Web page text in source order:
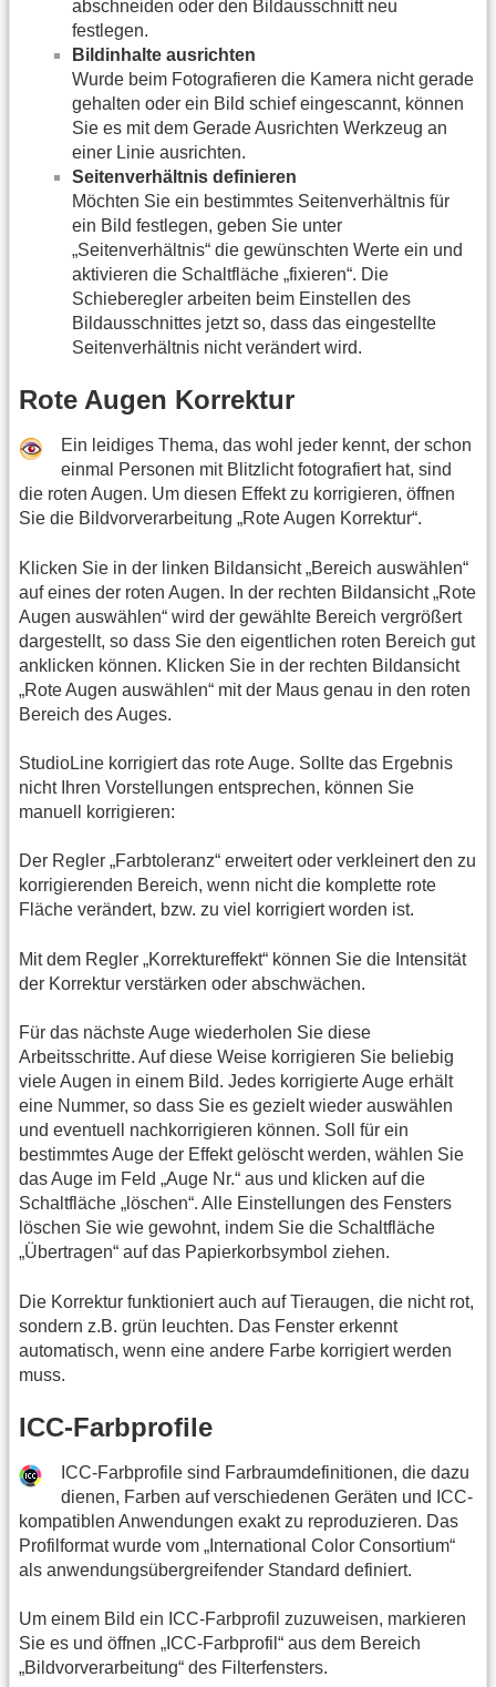
abschneiden oder den Bildausschnitt neu
festlegen.
Bildinhalte ausrichten
Wurde beim Fotografieren die Kamera nicht gerade
gehalten oder ein Bild schief eingescannt, können
Sie es mit dem Gerade Ausrichten Werkzeug an
einer Linie ausrichten.
Seitenverhältnis definieren
Möchten Sie ein bestimmtes Seitenverhältnis für
ein Bild festlegen, geben Sie unter
„Seitenverhältnis“ die gewünschten Werte ein und
aktivieren die Schaltfläche „fixieren“. Die
Schieberegler arbeiten beim Einstellen des
Bildausschnittes jetzt so, dass das eingestellte
Seitenverhältnis nicht verändert wird.
Rote Augen Korrektur
Ein leidiges Thema, das wohl jeder kennt, der schon
einmal Personen mit Blitzlicht fotografiert hat, sind
die roten Augen. Um diesen Effekt zu korrigieren, öffnen
Sie die Bildvorverarbeitung „Rote Augen Korrektur“.
Klicken Sie in der linken Bildansicht „Bereich auswählen“
auf eines der roten Augen. In der rechten Bildansicht „Rote
Augen auswählen“ wird der gewählte Bereich vergrößert
dargestellt, so dass Sie den eigentlichen roten Bereich gut
anklicken können. Klicken Sie in der rechten Bildansicht
„Rote Augen auswählen“ mit der Maus genau in den roten
Bereich des Auges.
StudioLine korrigiert das rote Auge. Sollte das Ergebnis
nicht Ihren Vorstellungen entsprechen, können Sie
manuell korrigieren:
Der Regler „Farbtoleranz“ erweitert oder verkleinert den zu
korrigierenden Bereich, wenn nicht die komplette rote
Fläche verändert, bzw. zu viel korrigiert worden ist.
Mit dem Regler „Korrektureffekt“ können Sie die Intensität
der Korrektur verstärken oder abschwächen.
Für das nächste Auge wiederholen Sie diese
Arbeitsschritte. Auf diese Weise korrigieren Sie beliebig
viele Augen in einem Bild. Jedes korrigierte Auge erhält
eine Nummer, so dass Sie es gezielt wieder auswählen
und eventuell nachkorrigieren können. Soll für ein
bestimmtes Auge der Effekt gelöscht werden, wählen Sie
das Auge im Feld „Auge Nr.“ aus und klicken auf die
Schaltfläche „löschen“. Alle Einstellungen des Fensters
löschen Sie wie gewohnt, indem Sie die Schaltfläche
„Übertragen“ auf das Papierkorbsymbol ziehen.
Die Korrektur funktioniert auch auf Tieraugen, die nicht rot,
sondern z.B. grün leuchten. Das Fenster erkennt
automatisch, wenn eine andere Farbe korrigiert werden
muss.
ICC-Farbprofile
ICC-Farbprofile sind Farbraumdefinitionen, die dazu
dienen, Farben auf verschiedenen Geräten und ICC-
kompatiblen Anwendungen exakt zu reproduzieren. Das
Profilformat wurde vom „International Color Consortium“
als anwendungsübergreifender Standard definiert.
Um einem Bild ein ICC-Farbprofil zuzuweisen, markieren
Sie es und öffnen „ICC-Farbprofil“ aus dem Bereich
„Bildvorverarbeitung“ des Filterfensters.